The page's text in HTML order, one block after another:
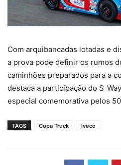
Com arquibancadas lotadas e
a prova pode definir os rumos
caminhões preparados para a
destaca a participação do S-
especial comemorativa pelos
TAGS Copa Truck Iveco